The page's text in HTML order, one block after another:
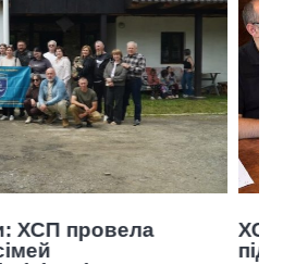
чергову співпрацю для